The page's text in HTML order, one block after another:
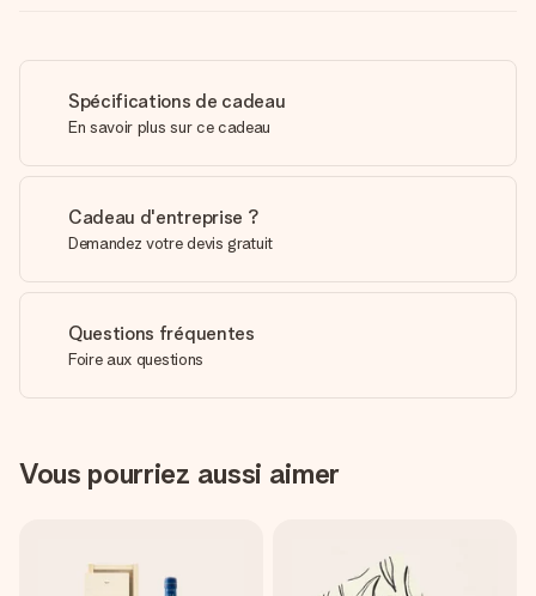
Spécifications de cadeau
En savoir plus sur ce cadeau
Cadeau d'entreprise ?
Demandez votre devis gratuit
Questions fréquentes
Foire aux questions
Vous pourriez aussi aimer